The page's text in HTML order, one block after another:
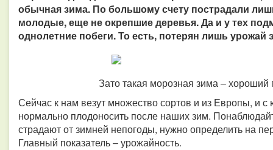
обычная зима. По большому счету пострадали
молодые, еще не окрепшие деревья. Да и у тех
однолетние побеги. То есть, потерян лишь урожай
Зато такая морозная зима –
Сейчас к нам везут множество сортов и из Европы, и
нормально плодоносить после наших зим.
страдают от зимней непогоды, нужно определить на
Главный показатель – урожайность.